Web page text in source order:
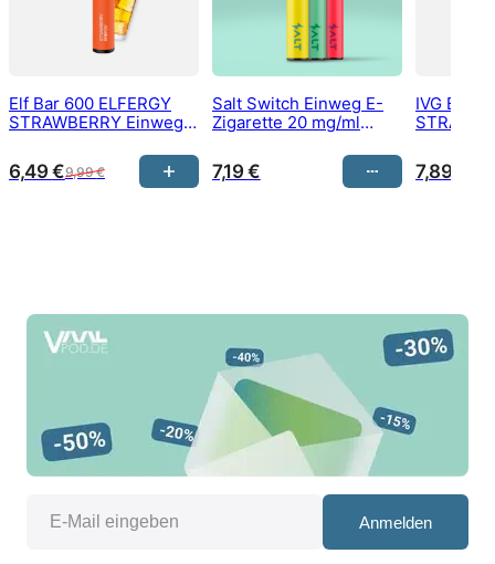
Elf Bar 600 ELFERGY
STRAWBERRY Einweg
Nikotin 600 Züge
9,99€
6,49€
Salt Switch Einweg E-
Zigarette 20 mg/ml
7,19€
IVG Bar
E-
Nikotin
7,89
Anmelden